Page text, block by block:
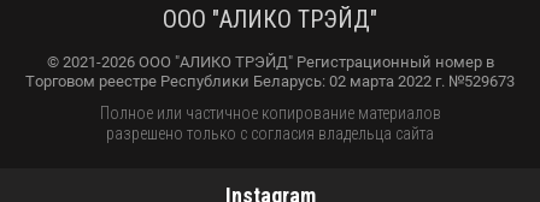
ООО "АЛИКО ТРЭЙД"
© 2021-2026 ООО "АЛИКО ТРЭЙД" Регистрационный номер в
Торговом реестре Республики Беларусь: 02 марта 2022 г. №529673
Полное или частичное копирование материалов
разрешено только с согласия владельца сайта
Instagram